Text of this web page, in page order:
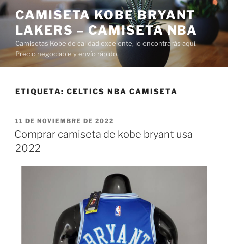
Saltar
al
contenido
CAMISETA KOBE BRYANT
LAKERS – CAMISETA NBA
Camisetas Kobe de calidad excelente, lo encontrarás aquí.
Precio negociable y envío rápido.
ETIQUETA: CELTICS NBA CAMISETA
PUBLICADO
EL
11 DE NOVIEMBRE DE 2022
Comprar camiseta de kobe bryant usa
2022